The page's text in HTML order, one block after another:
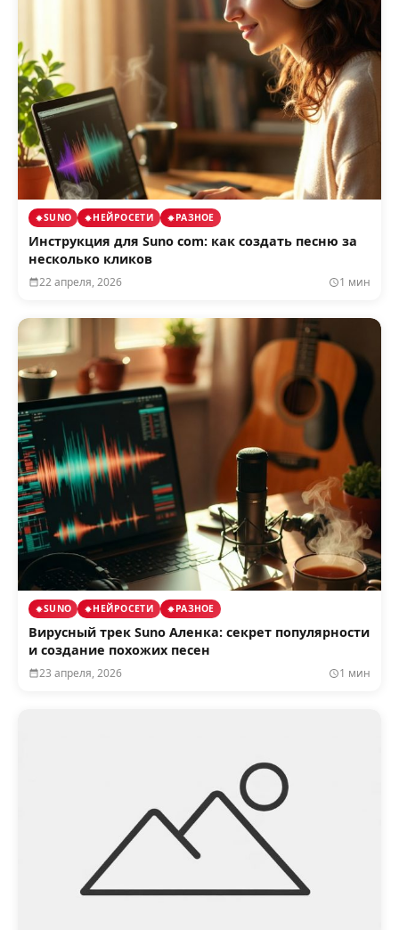
SUNO НЕЙРОСЕТИ РАЗНОЕ
Инструкция для Suno com: как создать песню за
несколько кликов
22 апреля, 2026 1 мин
SUNO НЕЙРОСЕТИ РАЗНОЕ
Вирусный трек Suno Аленка: секрет популярности
и создание похожих песен
23 апреля, 2026 1 мин